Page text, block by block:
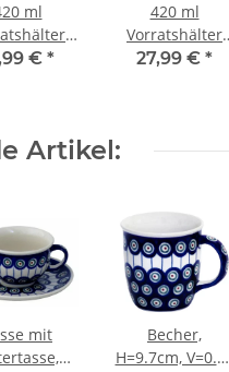
ml
Ø12,1
€ *
420 ml
Vorratshälter
mit Deckel Ø12,1
27,99 € *
Artikel:
mit
Becher,
H=9.7cm, V=0.35